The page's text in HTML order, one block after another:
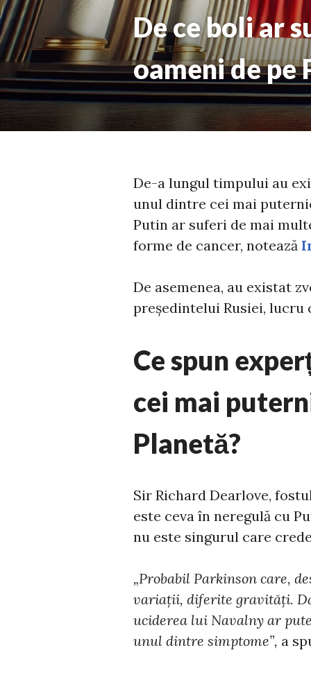
De ce boli ar
oameni de pe
De-a lungul timpului au
unul dintre cei mai
Putin ar suferi de mai
forme de cancer, notează
De asemenea, au existat
președintelui Rusiei, lucru
Ce spun
cei mai
Planetă?
Sir Richard Dearlove,
este ceva în neregulă cu
nu este singurul care
„Probabil Parkinson care,
variații, diferite gravități.
uciderea lui Navalny ar
unul dintre simptome”, a